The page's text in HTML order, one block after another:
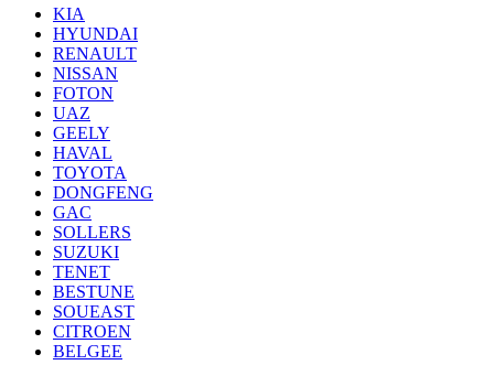
KIA
HYUNDAI
RENAULT
NISSAN
FOTON
UAZ
GEELY
HAVAL
TOYOTA
DONGFENG
GAC
SOLLERS
SUZUKI
TENET
BESTUNE
SOUEAST
CITROEN
BELGEE